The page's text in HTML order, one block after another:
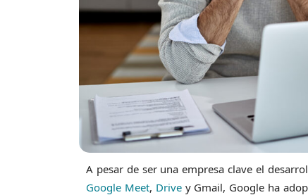
A pesar de ser una empresa clave el
Google Meet, Drivey Gmail, Google ha